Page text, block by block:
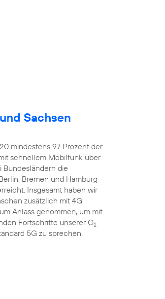
Sachsen
mindestens 97 Prozent der
schnellem Mobilfunk über
Bundesländern die
Bremen und Hamburg
Insgesamt haben wir
zusätzlich mit 4G
Anlass genommen, um mit
Fortschritte unserer O2
5G zu sprechen.